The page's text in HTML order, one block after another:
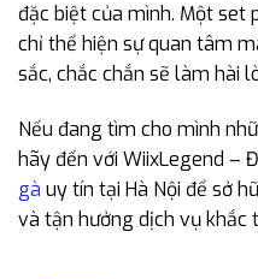
đặc biệt của mình. Một set
chỉ thể hiện sự quan tâm
sắc, chắc chắn sẽ làm hài
Nếu đang tìm cho mình
hãy đến với WiixLegend –
gà uy tín tại Hà Nội để sở
và tận hưởng dịch vụ khắc